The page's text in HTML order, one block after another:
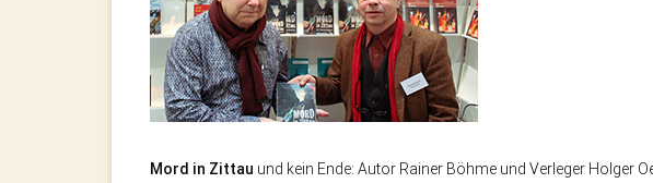
Mord in Zittau und kein Ende: Autor Rainer Böhme und Verleger Holger